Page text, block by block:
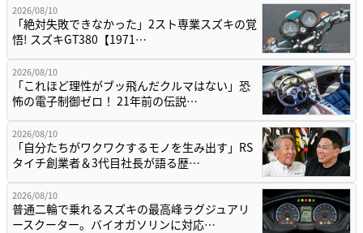
2026/08/10
「絶対失敗できなかった」2スト専業スズキの覚
悟! スズキGT380【1971…
2026/08/10
「これほど理性がブッ飛んだクルマはない」恐
怖の電子制御ゼロ！ 21年前の伝説…
2026/08/10
「自分たちがワクワクするモノを生み出す」RS
タイチ創業者＆3代目社長が語る歴…
2026/08/10
普通二輪で乗れるスズキの最高峰ラグジュアリ
ースクーター。バイオガソリンに対応…